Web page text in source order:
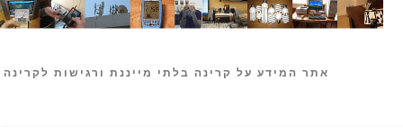
אתר המידע על קרינה בלתי מייננת ורגישות לקרינה